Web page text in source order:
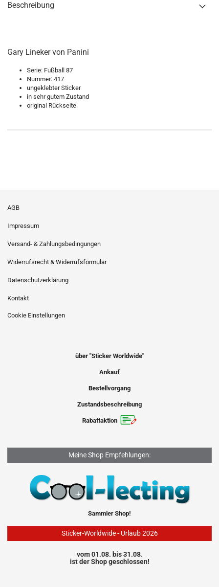
Beschreibung
Gary Lineker von Panini
Serie: Fußball 87
Nummer: 417
ungeklebter Sticker
in sehr gutem Zustand
original Rückseite
AGB
Impressum
Versand- & Zahlungsbedingungen
Widerrufsrecht & Widerrufsformular
Datenschutzerklärung
Kontakt
Cookie Einstellungen
über "Sticker Worldwide"
Ankauf
Bestellvorgang
Zustandsbeschreibung
Rabattaktion
Meine Shop Empfehlungen:
Sammler Shop!
Sticker-Worldwide - Urlaub 2026
vom 01.08. bis 31.08.
ist der Shop geschlossen!